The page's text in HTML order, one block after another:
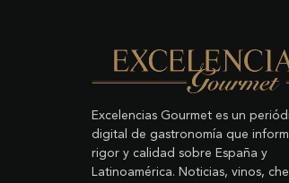
Excelencias Gourmet es un
digital de gastronomía que
rigor y calidad sobre España y
Latinoamérica. Noticias, vinos,